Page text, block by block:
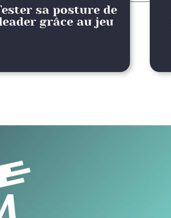
sa posture de
grâce au jeu